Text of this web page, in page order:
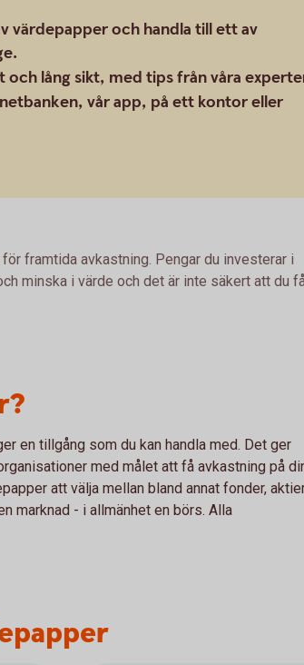
värdepapper och handla till ett av
och lång sikt, med tips från våra
vår app, på ett kontor eller
framtida avkastning. Pengar du investerar i
minska i värde och det är inte säkert att du
en tillgång som du kan handla med. Det ger
med målet att få avkastning på
att välja mellan bland annat fonder,
marknad - i allmänhet en börs. Alla